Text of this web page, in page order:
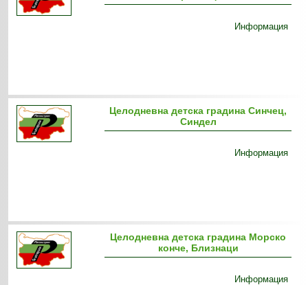
Информация
Целодневна детска градина Синчец,
Синдел
Информация
Целодневна детска градина Морско
конче, Близнаци
Информация